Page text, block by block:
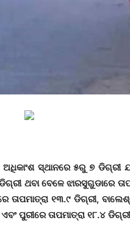
ସ୍ଥାନରେ ୫ରୁ ୭ ଡିଗ୍ରୀ
ଥବା ବେଳେ ଝାରସୁଗୁଡାରେ
୧୩.୯ ଡିଗ୍ରୀ,
ପୁରୀରେ ତାପମାତ୍ରା ୧୮.୪